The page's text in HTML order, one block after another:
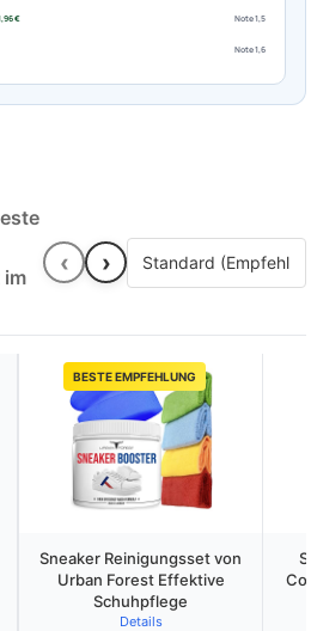
€
Note 1,5
Note 1,6
im
‹ ›
BESTE EMPFEHLUNG
Sneaker Reinigungsset von
Urban Forest Effektive
Schuhpflege
Details